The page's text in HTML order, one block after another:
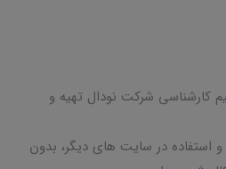
کارشناسی شرکت نودال تهیه و
استفاده در سایت های دیگر، بدون